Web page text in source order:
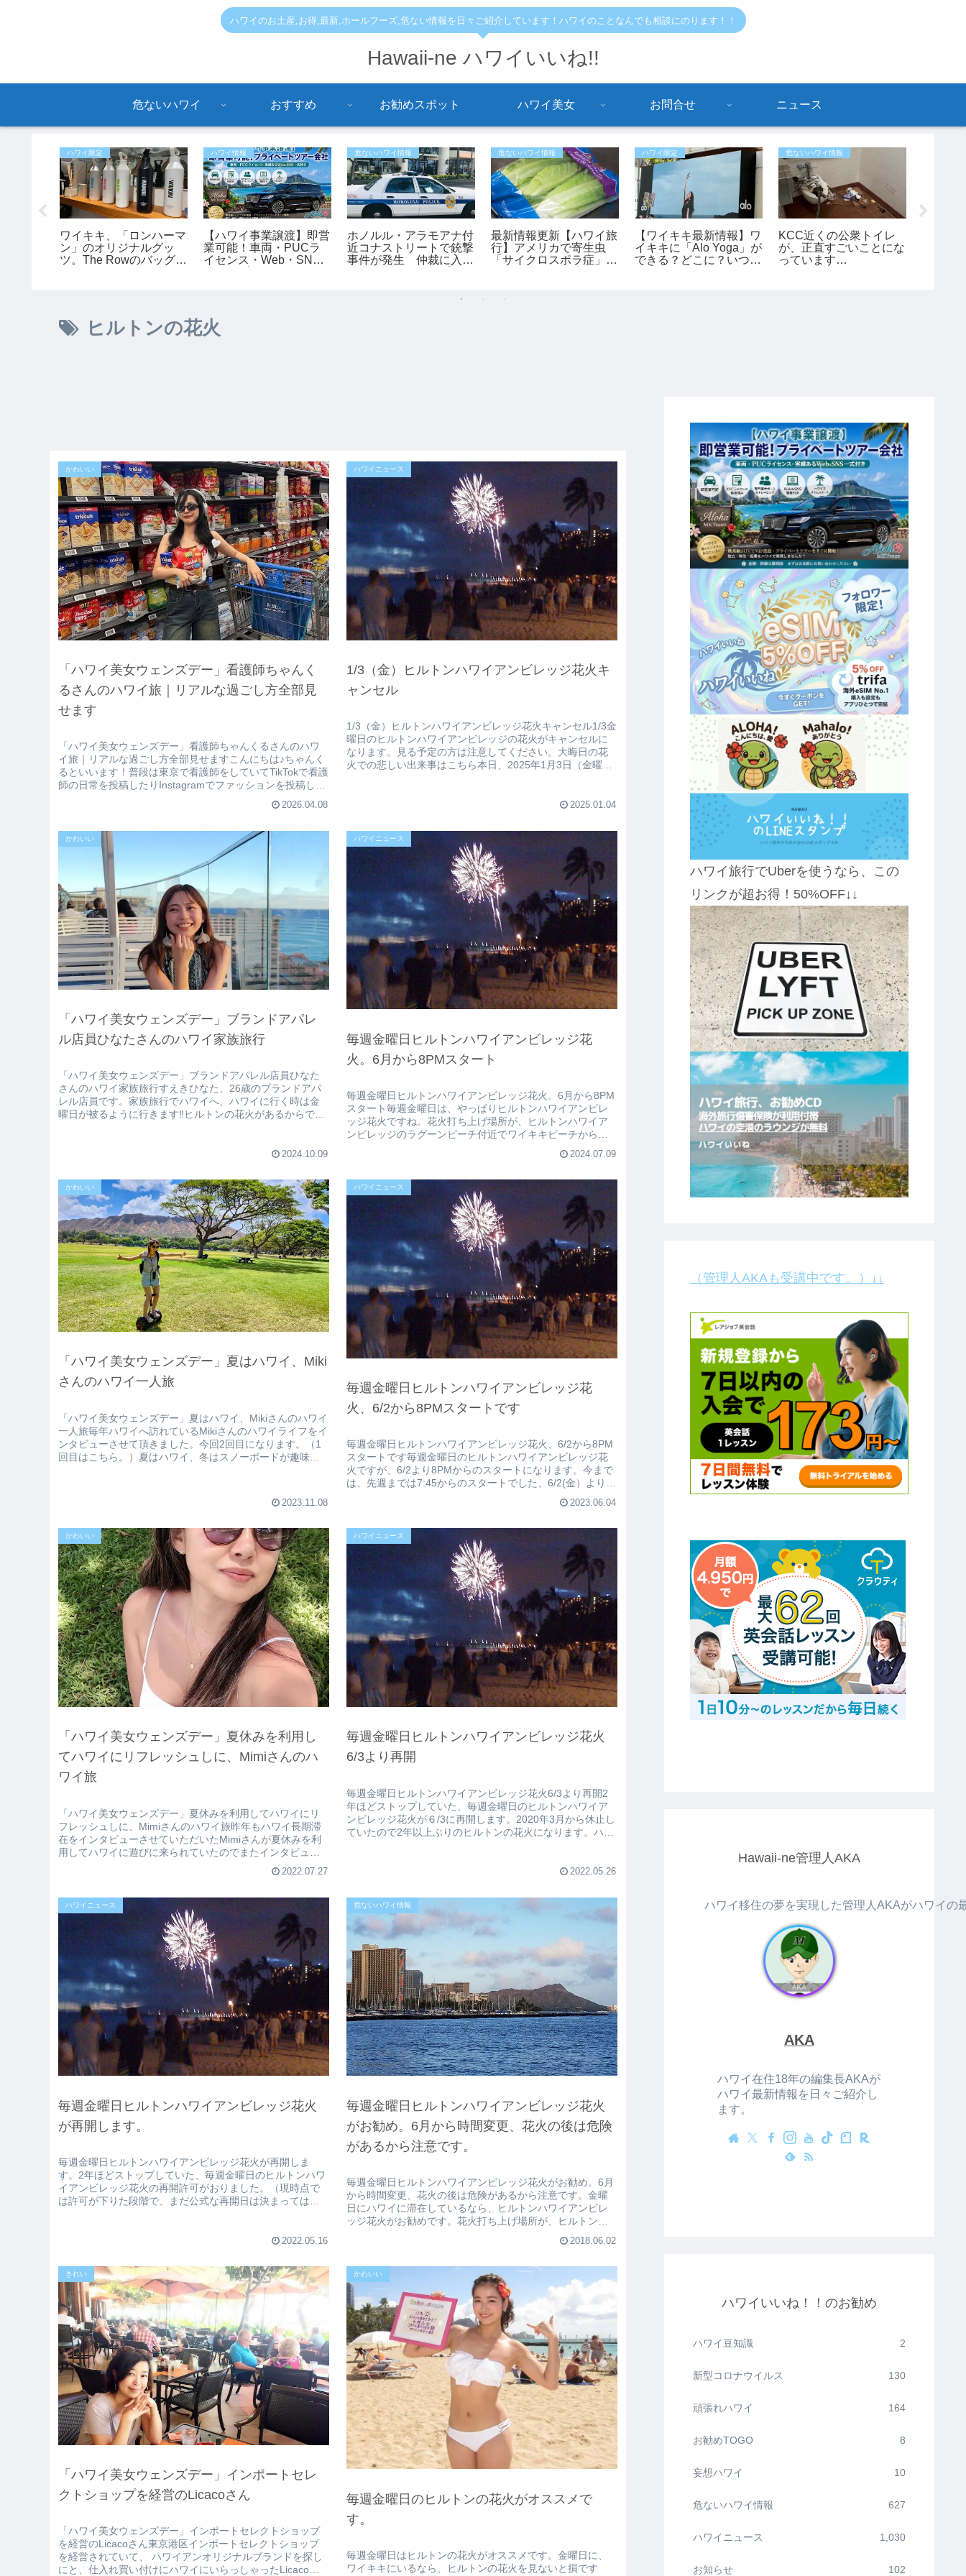
ハワイのお土産,お得,最新,ホールフーズ,危ない情報を日々ご紹介しています！ハワイのことなんでも相談にのります！！
Hawaii-ne ハワイいいね!!
危ないハワイ おすすめ お勧めスポット ハワイ美女 お問合せ ニュース
ハワイ限定
ワイキキ、「ロンハーマ
ン」のオリジナルグッ
ツ。The Rowのバッグも
ハワイ情報
【ハワイ事業譲渡】即営
業可能！車両・PUCラ
イセンス・Web・SNS
危ないハワイ情報
ホノルル・アラモアナ付
近コナストリートで銃撃
事件が発生 仲裁に入っ
危ないハワイ情報
最新情報更新【ハワイ旅
行】アメリカで寄生虫
「サイクロスポラ症」が
ハワイ限定
【ワイキキ最新情報】ワ
イキキに「Alo Yoga」が
できる？どこに？いつで
危ないハワイ情報
KCC近くの公衆トイレ
が、正直すごいことにな
っています…
ヒルトンの花火
かわいい
「ハワイ美女ウェンズデー」看護師ちゃんく
るさんのハワイ旅｜リアルな過ごし方全部見
せます
「ハワイ美女ウェンズデー」看護師ちゃんくるさんのハワ
イ旅｜リアルな過ごし方全部見せますこんにちは♪ちゃんく
るといいます！普段は東京で看護師をしていてTikTokで看護
師の日常を投稿したりInstagramでファッションを投稿して
2026.04.08
ハワイニュース
1/3（金）ヒルトンハワイアンビレッジ花火キ
ャンセル
1/3（金）ヒルトンハワイアンビレッジ花火キャンセル1/3金
曜日のヒルトンハワイアンビレッジの花火がキャンセルに
なります。見る予定の方は注意してください。大晦日の花
火での悲しい出来事はこちら本日、2025年1月3日（金曜
2025.01.04
かわいい
「ハワイ美女ウェンズデー」ブランドアパレ
ル店員ひなたさんのハワイ家族旅行
「ハワイ美女ウェンズデー」ブランドアパレル店員ひなた
さんのハワイ家族旅行すえきひなた、26歳のブランドアパ
レル店員です。家族旅行でハワイへ、ハワイに行く時は金
曜日が被るように行きます‼︎ヒルトンの花火があるからです
2024.10.09
ハワイニュース
毎週金曜日ヒルトンハワイアンビレッジ花
火。6月から8PMスタート
毎週金曜日ヒルトンハワイアンビレッジ花火。6月から8PM
スタート毎週金曜日は、やっぱりヒルトンハワイアンビレ
ッジ花火ですね。花火打ち上げ場所が、ヒルトンハワイア
ンビレッジのラグーンビーチ付近でワイキキビーチから見
2024.07.09
かわいい
「ハワイ美女ウェンズデー」夏はハワイ、Miki
さんのハワイ一人旅
「ハワイ美女ウェンズデー」夏はハワイ、Mikiさんのハワイ
一人旅毎年ハワイへ訪れているMikiさんのハワイライフをイ
ンタビューさせて頂きました。今回2回目になります。（1
回目はこちら。）夏はハワイ、冬はスノーボードが趣味で
2023.11.08
ハワイニュース
毎週金曜日ヒルトンハワイアンビレッジ花
火、6/2から8PMスタートです
毎週金曜日ヒルトンハワイアンビレッジ花火、6/2から8PM
スタートです毎週金曜日のヒルトンハワイアンビレッジ花
火ですが、6/2より8PMからのスタートになります。今まで
は、先週までは7:45からのスタートでした、6/2(金）より
2023.06.04
かわいい
「ハワイ美女ウェンズデー」夏休みを利用し
てハワイにリフレッシュしに、Mimiさんのハ
ワイ旅
「ハワイ美女ウェンズデー」夏休みを利用してハワイにリ
フレッシュしに、Mimiさんのハワイ旅昨年もハワイ長期滞
在をインタビューさせていただいたMimiさんが夏休みを利
用してハワイに遊びに来られていたのでまたインタビュー
2022.07.27
ハワイニュース
毎週金曜日ヒルトンハワイアンビレッジ花火
6/3より再開
毎週金曜日ヒルトンハワイアンビレッジ花火6/3より再開2
年ほどストップしていた、毎週金曜日のヒルトンハワイア
ンビレッジ花火が６/3に再開します。2020年3月から休止し
ていたので2年以上ぶりのヒルトンの花火になります。ハワ
2022.05.26
ハワイニュース
毎週金曜日ヒルトンハワイアンビレッジ花火
が再開します。
毎週金曜日ヒルトンハワイアンビレッジ花火が再開しま
す。2年ほどストップしていた、毎週金曜日のヒルトンハワ
イアンビレッジ花火の再開許可がおりました。（現時点で
は許可が下りた段階で、まだ公式な再開日は決まってはい
2022.05.16
危ないハワイ情報
毎週金曜日ヒルトンハワイアンビレッジ花火
がお勧め。6月から時間変更、花火の後は危険
があるから注意です。
毎週金曜日ヒルトンハワイアンビレッジ花火がお勧め。6月
から時間変更、花火の後は危険があるから注意です。金曜
日にハワイに滞在しているなら、ヒルトンハワイアンビレ
ッジ花火がお勧めです。花火打ち上げ場所が、ヒルトンハ
2018.06.02
きれい
「ハワイ美女ウェンズデー」インポートセレ
クトショップを経営のLicacoさん
「ハワイ美女ウェンズデー」インポートセレクトショップ
を経営のLicacoさん東京港区インポートセレクトショップ
を経営されていて、 ハワイアンオリジナルブランドを探し
にと、仕入れ買い付けにハワイにいらっしゃったLicacoさ
かわいい
毎週金曜日のヒルトンの花火がオススメで
す。
毎週金曜日はヒルトンの花火がオススメです。金曜日に、
ワイキキにいるなら、ヒルトンの花火を見ないと損です
ハワイ旅行でUberを使うなら、この
リンクが超お得！50%OFF↓↓
（管理人AKAも受講中です。）↓↓
Hawaii-ne管理人AKA
ハワイ移住の夢を実現した管理人AKAがハワイの
AKA
ハワイ在住18年の編集長AKAが
ハワイ最新情報を日々ご紹介し
ます。
ハワイいいね！！のお勧め
ハワイ豆知識 2
新型コロナウイルス 130
頑張れハワイ 164
お勧めTOGO 8
妄想ハワイ 10
危ないハワイ情報 627
ハワイニュース 1,030
お知らせ 102